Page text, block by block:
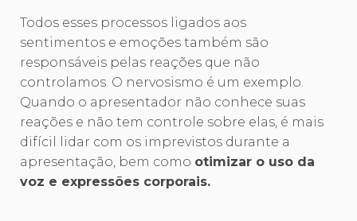
Todos esses processos ligados aos
sentimentos e emoções também são
responsáveis pelas reações que não
controlamos. O nervosismo é um exemplo.
Quando o apresentador não conhece suas
reações e não tem controle sobre elas, é mais
difícil lidar com os imprevistos durante a
apresentação, bem como otimizar o uso da
voz e expressões corporais.